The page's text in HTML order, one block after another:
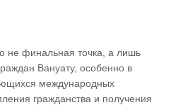
не финальная точка, а лишь
Вануату, особенно в
международных
гражданства и получения